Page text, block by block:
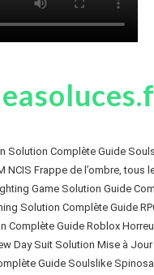
Solution Complète Guide
NCIS Frappe de l’ombre, tous
Game Solution Guide
Solution Complète Guide
Complète Guide Roblox
Day Suit Solution Mise à Jour
Guide Soulslike